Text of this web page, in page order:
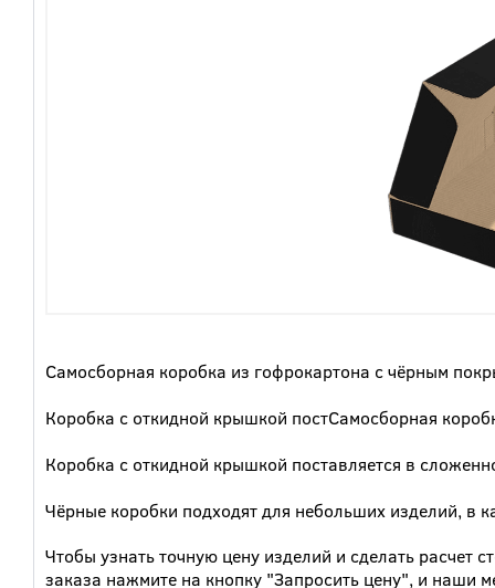
Самосборная коробка из гофрокартона с чёрным
Коробка с откидной крышкой постСамосборная
Коробка с откидной крышкой поставляется в
Чёрные коробки подходят для небольших изделий, в
Чтобы узнать точную цену изделий и сделать расчет
заказа нажмите на кнопку "Запросить цену", и наши